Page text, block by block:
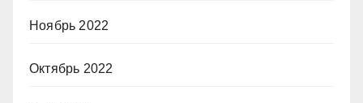
Ноябрь 2022
Октябрь 2022